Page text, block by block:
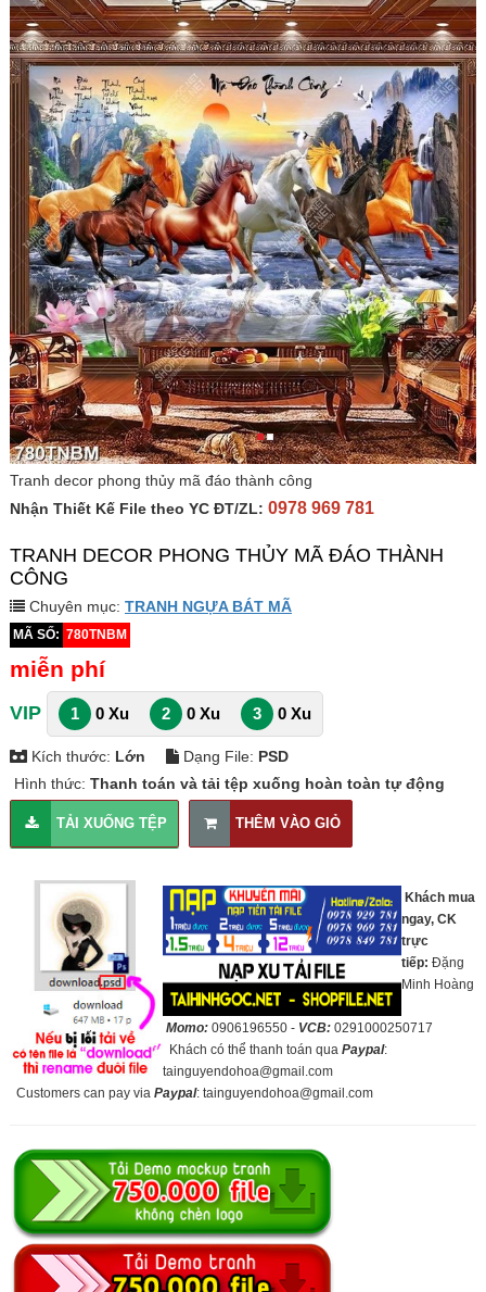
Tranh decor phong thủy mã đáo thành công
Nhận Thiết Kế File theo YC ĐT/ZL: 0978 969 781
TRANH DECOR PHONG THỦY MÃ ĐÁO THÀNH
CÔNG
Chuyên mục: TRANH NGỰA BÁT MÃ
MÃ SỐ: 780TNBM
miễn phí
VIP 1 0 Xu 2 0 Xu 3 0 Xu
Kích thước: Lớn Dạng File: PSD
Hình thức: Thanh toán và tải tệp xuống hoàn toàn tự động
TẢI XUỐNG TỆP THÊM VÀO GIỎ
Khách mua
ngay, CK
trực
tiếp:Đặng
Minh Hoàng
Momo: 0906196550 - VCB: 0291000250717
Khách có thể thanh toán quaPaypal:
tainguyendohoa@gmail.com
Customers can pay via Paypal: tainguyendohoa@gmail.com